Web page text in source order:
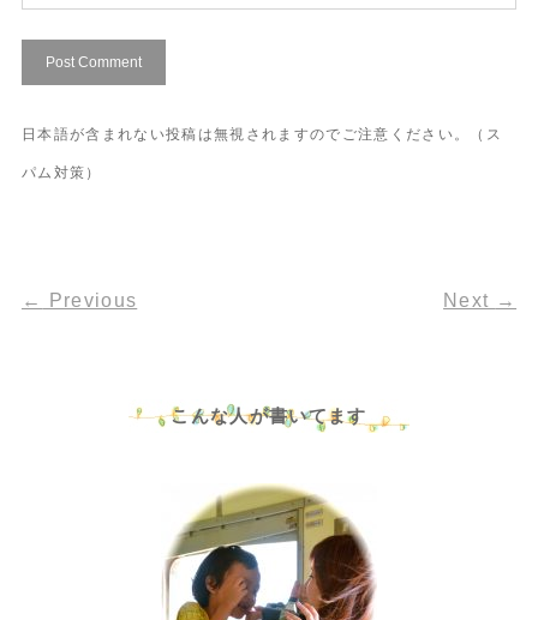
日本語が含まれない投稿は無視されますのでご注意ください。（ス
パム対策）
← Previous Next →
こんな人が書いてます